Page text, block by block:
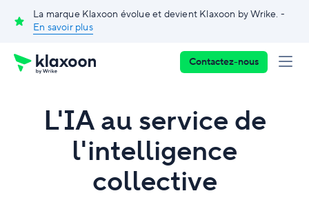
La marque Klaxoon évolue et devient Klaxoon by Wrike. -
En savoir plus
Contactez-nous
L'IA au service de
l'intelligence
collective